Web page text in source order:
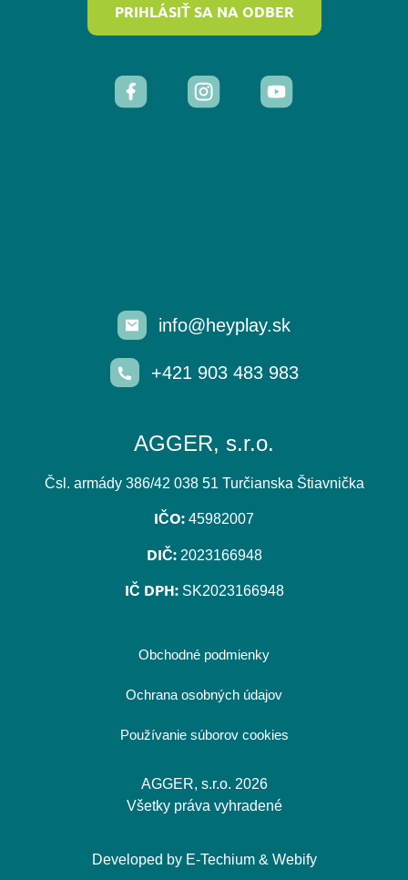
info@heyplay.sk
+421 903 483 983
AGGER, s.r.o.
Čsl. armády 386/42 038 51 Turčianska Štiavnička
IČO: 45982007
DIČ: 2023166948
IČ DPH: SK2023166948
PRIHLÁSIŤ SA NA ODBER
Obchodné podmienky
Ochrana osobných údajov
Používanie súborov cookies
AGGER, s.r.o. 2026
Všetky práva vyhradené
Developed by E-Techium& Webify